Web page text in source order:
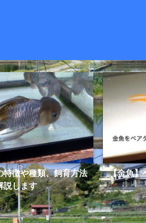
特徴や種類、飼育方法
説します
【金魚】